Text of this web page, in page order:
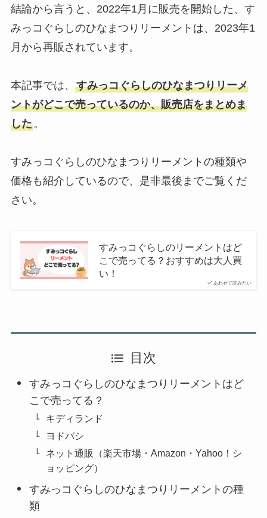
結論から言うと、2022年1月に販売を開始した、す
みっコぐらしのひなまつりリーメントは、2023年1
月から再販されています。
本記事では、 すみっコぐらしのひなまつりリーメ
ントがどこで売っているのか、販売店をまとめま
した。
すみっコぐらしのひなまつりリーメントの種類や
価格も紹介しているので、是非最後までご覧くだ
さい。
あわせて読みたい
すみっコぐらしのリーメントはど
こで売ってる？おすすめは大人買
い！
目次
すみっコぐらしのひなまつりリーメントはど
こで売ってる？
キディランド
ヨドバシ
ネット通販（楽天市場・Amazon・Yahoo！シ
ョッピング）
すみっコぐらしのひなまつりリーメントの種
類